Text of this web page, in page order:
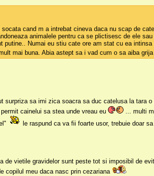
socata cand m a intrebat cineva daca nu scap de
animalele pentru ca se plictisesc de ele
putine.. Numai eu stiu cate ore am stat cu ea
mai buna. Abia astept sa i vad cum o sa aiba
surpriza sa imi zica soacra sa duc catelusa la tara
cainelui sa stea unde vreau eu
... multi
le raspund ca va fii foarte usor, trebuie doar
de vietile gravidelor sunt peste tot si imposibil de
copilul meu daca nasc prin cezariana